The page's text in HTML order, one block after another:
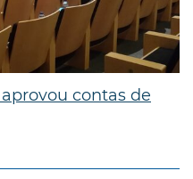
contas de